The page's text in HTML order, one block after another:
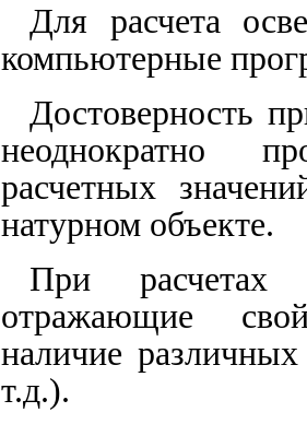
Для расчета
компьютерные
Достоверность
неоднократно
расчетных
натурном объекте.
При расчетах
отражающие
наличие
т.д.).